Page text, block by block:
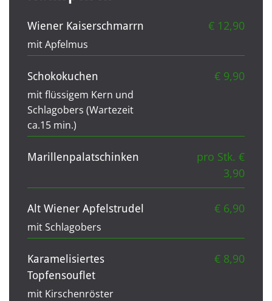
Wiener Kaiserschmarrn € 12,90
mit Apfelmus
Schokokuchen € 9,90
mit flüssigem Kern und
Schlagobers (Wartezeit
ca.15 min.)
Marillenpalatschinken
pro Stk. €
3,90
Alt Wiener Apfelstrudel € 6,90
mit Schlagobers
Karamelisiertes
Topfensouflet
€ 8,90
mit Kirschenröster